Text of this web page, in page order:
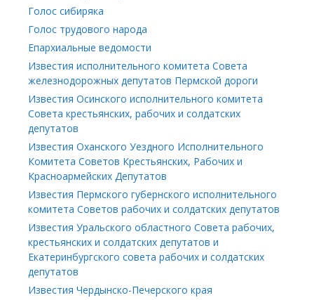
Голос сибиряка
Голос трудового народа
Епархиальные ведомости
Известия исполнительного комитета Совета
железнодорожных депутатов Пермской дороги
Известия Осинского исполнительного комитета
Совета крестьянских, рабочих и солдатских
депутатов
Известия Оханского Уездного Исполнительного
Комитета Советов Крестьянских, Рабочих и
Красноармейских Депутатов
Известия Пермского губернского исполнительного
комитета Советов рабочих и солдатских депутатов
Известия Уральского областного Совета рабочих,
крестьянских и солдатских депутатов и
Екатеринбургского совета рабочих и солдатских
депутатов
Известия Чердынско-Печерского края